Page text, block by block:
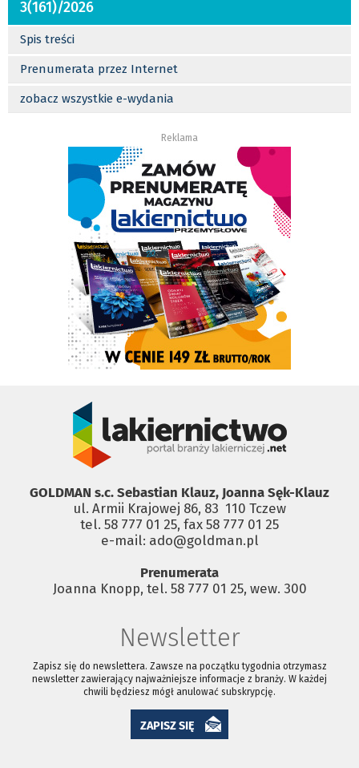
3(161)/2026
Spis treści
Prenumerata przez Internet
zobacz wszystkie e-wydania
Reklama
GOLDMAN s.c. Sebastian Klauz, Joanna Sęk-Klauz
ul. Armii Krajowej 86, 83 ­ 110 Tczew
tel. 58 777 01 25, fax 58 777 01 25
e-mail: ado@goldman.pl
Prenumerata
Joanna Knopp, tel. 58 777 01 25, wew. 300
Newsletter
Zapisz się do newslettera. Zawsze na początku tygodnia otrzymasz
newsletter zawierający najważniejsze informacje z branży. W każdej
chwili będziesz mógł anulować subskrypcję.
ZAPISZ SIĘ